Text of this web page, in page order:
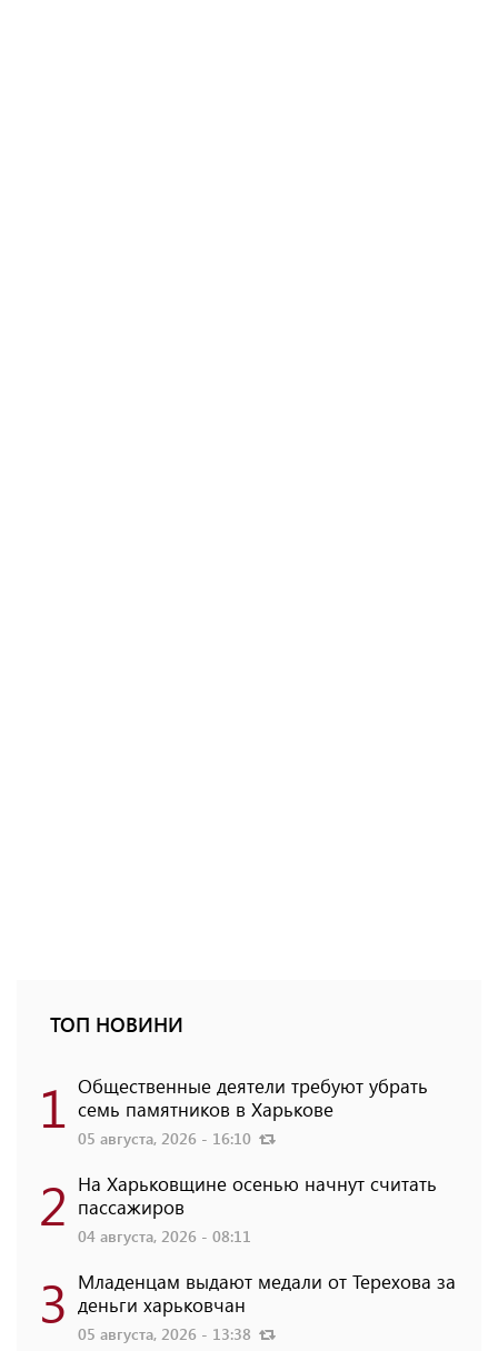
ТОП НОВИНИ
1 Общественные деятели требуют убрать
семь памятников в Харькове
05 августа, 2026 - 16:10
2 На Харьковщине осенью начнут считать
пассажиров
04 августа, 2026 - 08:11
3 Младенцам выдают медали от Терехова за
деньги харьковчан
05 августа, 2026 - 13:38